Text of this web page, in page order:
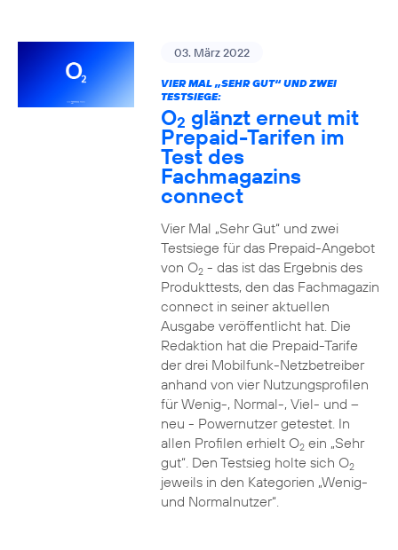
03. März 2022
VIER MAL „SEHR GUT“ UND ZWEI
TESTSIEGE:
O2 glänzt erneut mit
Prepaid-Tarifen im
Test des
Fachmagazins
connect
Vier Mal „Sehr Gut“ und zwei
Testsiege für das Prepaid-Angebot
von O2- das ist das Ergebnis des
Produkttests, den das Fachmagazin
connect in seiner aktuellen
Ausgabe veröffentlicht hat. Die
Redaktion hat die Prepaid-Tarife
der drei Mobilfunk-Netzbetreiber
anhand von vier Nutzungsprofilen
für Wenig-, Normal-, Viel- und –
neu - Powernutzer getestet. In
allen Profilen erhielt O2ein „Sehr
gut“. Den Testsieg holte sich O2
jeweils in den Kategorien „Wenig-
und Normalnutzer“.